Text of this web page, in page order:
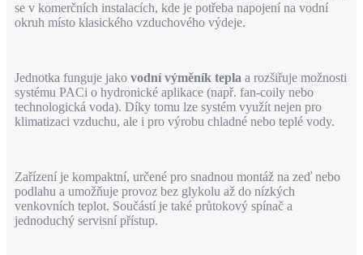
se v komerčních instalacích, kde je potřeba napojení na vodní
okruh místo klasického vzduchového výdeje.
Jednotka funguje jako vodní výměník tepla a rozšiřuje možnosti
systému PACi o hydronické aplikace (např. fan-coily nebo
technologická voda). Díky tomu lze systém využít nejen pro
klimatizaci vzduchu, ale i pro výrobu chladné nebo teplé vody.
Zařízení je kompaktní, určené pro snadnou montáž na zeď nebo
podlahu a umožňuje provoz bez glykolu až do nízkých
venkovních teplot. Součástí je také průtokový spínač a
jednoduchý servisní přístup.